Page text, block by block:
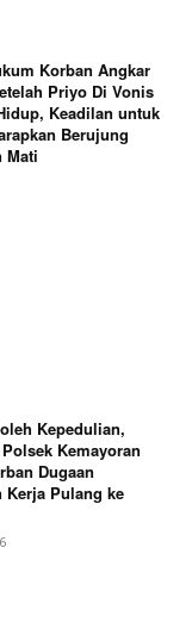
Korban Angkar
Priyo Di Vonis
Keadilan untuk
Berujung
Mati
Kepedulian,
Kemayoran
Dugaan
Kerja Pulang ke